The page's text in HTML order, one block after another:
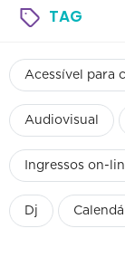
TAG
Acessível para
Audiovisual
Ingressos on-
Dj